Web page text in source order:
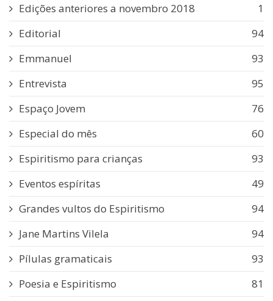
Edições anteriores a novembro 2018
1
Editorial
94
Emmanuel
93
Entrevista
95
Espaço Jovem
76
Especial do mês
60
Espiritismo para crianças
93
Eventos espíritas
49
Grandes vultos do Espiritismo
94
Jane Martins Vilela
94
Pílulas gramaticais
93
Poesia e Espiritismo
81